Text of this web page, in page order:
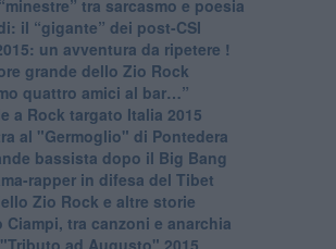
tra sarcasmo e poesia
il “gigante” dei post-CSI
un avventura da ripetere !
grande dello Zio Rock
quattro amici al bar…”
a Rock targato Italia 2015
al "Germoglio" di Pontedera
bassista dopo il Big Bang
rapper in difesa del Tibet
Zio Rock e altre storie
Ciampi, tra canzoni e anarchia
ad Augusto" 2015